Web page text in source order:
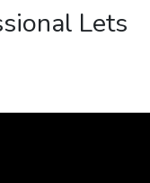
Lets